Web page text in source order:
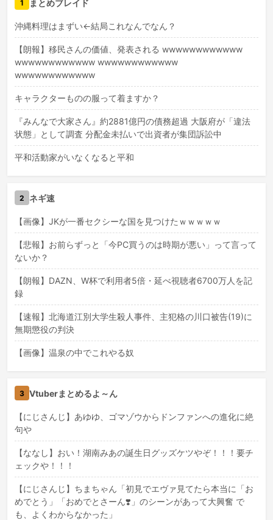
1 まとめブレイド
沖縄料理はまずい←結局これなんでなん？
【朗報】移民さんの価値、発表される wwwwwwwwwwww
wwwwwwwwwwww wwwwwwwwwwww
wwwwwwwwwwww
キャラクターものの服って着ますか？
『みんなで大家さん』約2881億円の債務超過 大阪府が「違法
状態」として調査 分配金未払いで出資者が集団訴訟中
平和活動家がいなくなると平和
2 ネギ速
【画像】JKが一番セクシーな国を見つけたｗｗｗｗｗ
【悲報】お前らずっと「今PC買うのは時期が悪い」って言って
ないか？
【朗報】DAZN、W杯で利用者5倍・延べ視聴者6700万人を記
録
【速報】北海道江別大学生殺人事件、主犯格の川口被告(19)に
無期懲役の判決
【画像】温泉の中でこれやる奴
3 Vtuberまとめるよ～ん
【にじさんじ】あゆゆ、ゴマゾウからドンファンへの進化に絶
句や
【ななし】おい！湖南みあの誕生日グッズケツやぞ！！！要チ
ェックや！！！
【にじさんじ】ちまちゃん「初見でエヴァ見てたら本当に「お
めでとう」「おめでとさーん❣️」のシーンがあって大興奮 で
も、よくわからなかった」